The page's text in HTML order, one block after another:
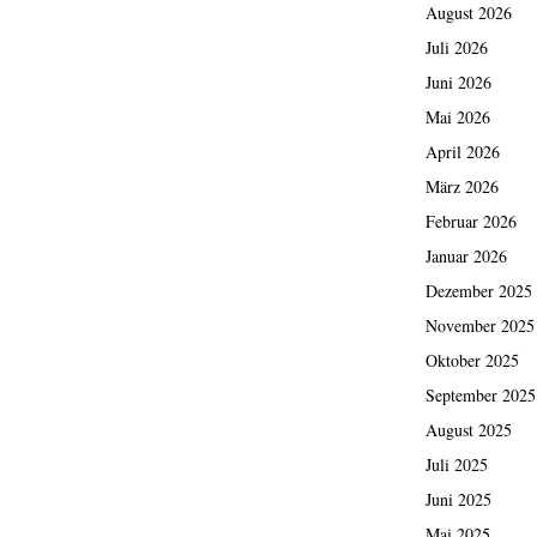
August 2026
Juli 2026
Juni 2026
Mai 2026
April 2026
März 2026
Februar 2026
Januar 2026
Dezember 2025
November 2025
Oktober 2025
September 2025
August 2025
Juli 2025
Juni 2025